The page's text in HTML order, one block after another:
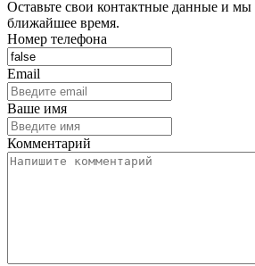
Оставьте свои контактные данные и мы
ближайшее время.
Номер телефона
Email
Ваше имя
Комментарий